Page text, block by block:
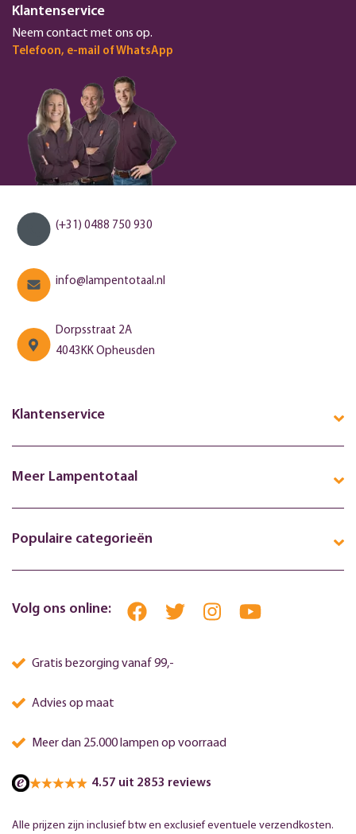
Klantenservice
Neem contact met ons op.
Telefoon, e-mail of WhatsApp
(+31) 0488 750 930
info@lampentotaal.nl
Dorpsstraat 2A
4043KK Opheusden
Klantenservice
Meer Lampentotaal
Populaire categorieën
Volg ons online:
Gratis bezorging vanaf 99,-
Advies op maat
Meer dan 25.000 lampen op voorraad
4.57 uit 2853 reviews
Alle prijzen zijn inclusief btw en exclusief eventuele verzendkosten.